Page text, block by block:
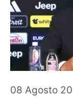
08 Agosto